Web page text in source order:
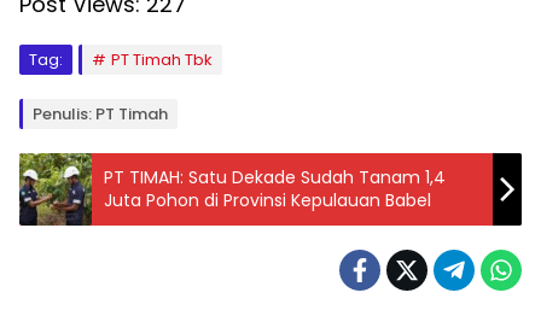
Tag: PT Timah Tbk
Penulis: PT Timah
PT TIMAH: Satu Dekade Sudah Tanam 1,4
Juta Pohon di Provinsi Kepulauan Babel